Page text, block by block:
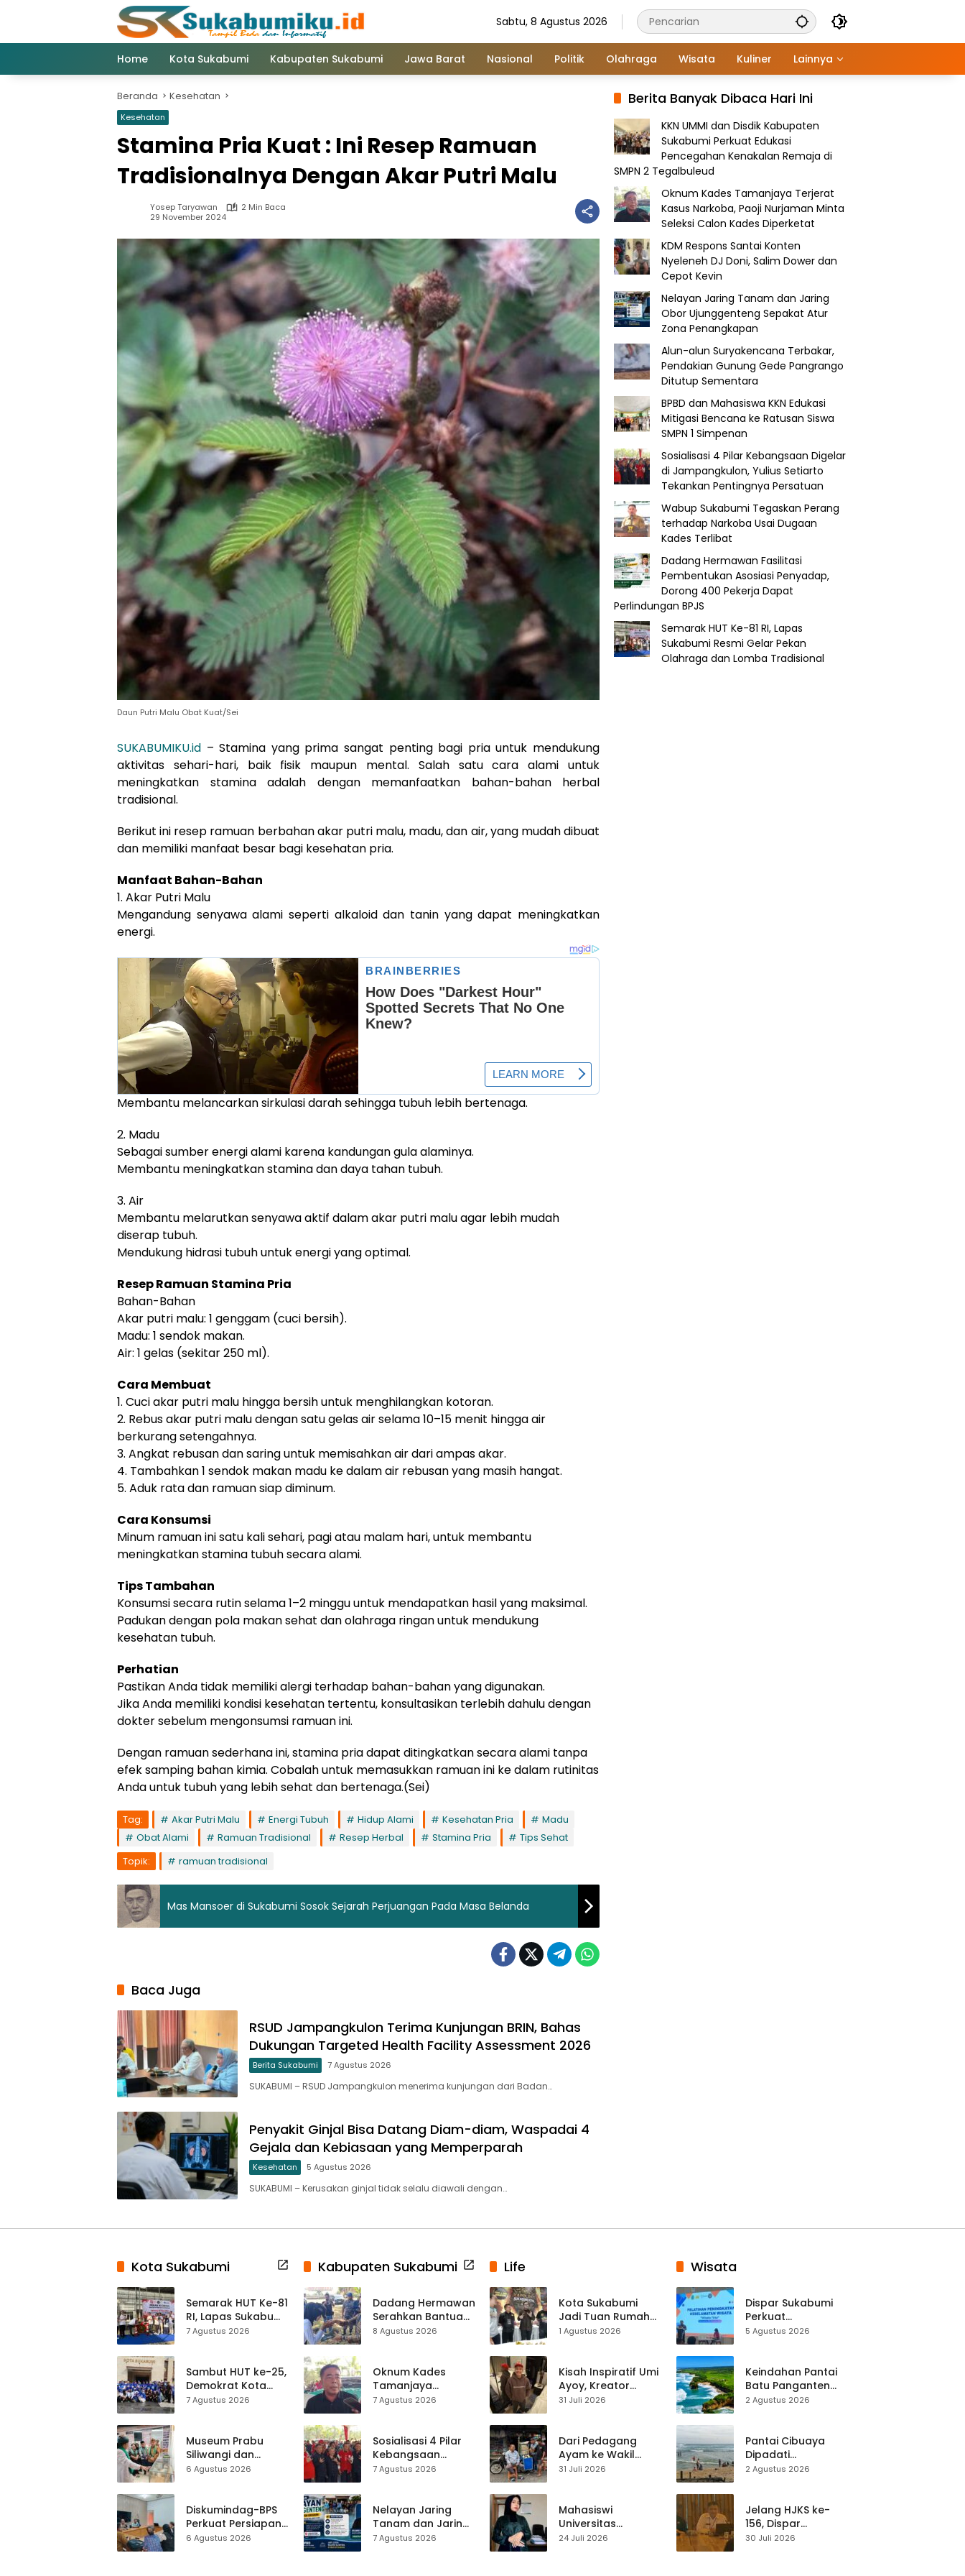
Sabtu, 8 Agustus 2026
Home Kota Sukabumi Kabupaten Sukabumi Jawa Barat Nasional Politik Olahraga Wisata Kuliner Lainnya
Beranda Kesehatan
Kesehatan
Stamina Pria Kuat : Ini Resep Ramuan
Tradisionalnya Dengan Akar Putri Malu
Yosep Taryawan
2 Min Baca
29 November 2024
Daun Putri Malu Obat Kuat/Sei
SUKABUMIKU.id – Stamina yang prima sangat penting bagi pria untuk mendukung
aktivitas sehari-hari, baik fisik maupun mental. Salah satu cara alami untuk
meningkatkan stamina adalah dengan memanfaatkan bahan-bahan herbal
tradisional.
Berikut ini resep ramuan berbahan akar putri malu, madu, dan air, yang mudah dibuat
dan memiliki manfaat besar bagi kesehatan pria.
Manfaat Bahan-Bahan
1. Akar Putri Malu
Mengandung senyawa alami seperti alkaloid dan tanin yang dapat meningkatkan
energi.
Membantu melancarkan sirkulasi darah sehingga tubuh lebih bertenaga.
2. Madu
Sebagai sumber energi alami karena kandungan gula alaminya.
Membantu meningkatkan stamina dan daya tahan tubuh.
3. Air
Membantu melarutkan senyawa aktif dalam akar putri malu agar lebih mudah
diserap tubuh.
Mendukung hidrasi tubuh untuk energi yang optimal.
Resep Ramuan Stamina Pria
Bahan-Bahan
Akar putri malu: 1 genggam (cuci bersih).
Madu: 1 sendok makan.
Air: 1 gelas (sekitar 250 ml).
Cara Membuat
1. Cuci akar putri malu hingga bersih untuk menghilangkan kotoran.
2. Rebus akar putri malu dengan satu gelas air selama 10–15 menit hingga air
berkurang setengahnya.
3. Angkat rebusan dan saring untuk memisahkan air dari ampas akar.
4. Tambahkan 1 sendok makan madu ke dalam air rebusan yang masih hangat.
5. Aduk rata dan ramuan siap diminum.
Cara Konsumsi
Minum ramuan ini satu kali sehari, pagi atau malam hari, untuk membantu
meningkatkan stamina tubuh secara alami.
Tips Tambahan
Konsumsi secara rutin selama 1–2 minggu untuk mendapatkan hasil yang maksimal.
Padukan dengan pola makan sehat dan olahraga ringan untuk mendukung
kesehatan tubuh.
Perhatian
Pastikan Anda tidak memiliki alergi terhadap bahan-bahan yang digunakan.
Jika Anda memiliki kondisi kesehatan tertentu, konsultasikan terlebih dahulu dengan
dokter sebelum mengonsumsi ramuan ini.
Dengan ramuan sederhana ini, stamina pria dapat ditingkatkan secara alami tanpa
efek samping bahan kimia. Cobalah untuk memasukkan ramuan ini ke dalam rutinitas
Anda untuk tubuh yang lebih sehat dan bertenaga.(Sei)
Tag: Akar Putri Malu Energi Tubuh Hidup Alami Kesehatan Pria
Madu
Obat Alami
Ramuan Tradisional Resep Herbal Stamina Pria
Tips Sehat
Topik:
ramuan tradisional
Mas Mansoer di Sukabumi Sosok Sejarah Perjuangan Pada Masa Belanda
Baca Juga
RSUD Jampangkulon Terima Kunjungan BRIN, Bahas
Dukungan Targeted Health Facility Assessment 2026
Berita Sukabumi 7 Agustus 2026
SUKABUMI – RSUD Jampangkulon menerima kunjungan dari Badan…
Penyakit Ginjal Bisa Datang Diam-diam, Waspadai 4
Gejala dan Kebiasaan yang Memperparah
Kesehatan 5 Agustus 2026
SUKABUMI – Kerusakan ginjal tidak selalu diawali dengan…
Berita Banyak Dibaca Hari Ini
KKN UMMI dan Disdik Kabupaten
Sukabumi Perkuat Edukasi
Pencegahan Kenakalan Remaja di
SMPN 2 Tegalbuleud
Oknum Kades Tamanjaya Terjerat
Kasus Narkoba, Paoji Nurjaman Minta
Seleksi Calon Kades Diperketat
KDM Respons Santai Konten
Nyeleneh DJ Doni, Salim Dower dan
Cepot Kevin
Nelayan Jaring Tanam dan Jaring
Obor Ujunggenteng Sepakat Atur
Zona Penangkapan
Alun-alun Suryakencana Terbakar,
Pendakian Gunung Gede Pangrango
Ditutup Sementara
BPBD dan Mahasiswa KKN Edukasi
Mitigasi Bencana ke Ratusan Siswa
SMPN 1 Simpenan
Sosialisasi 4 Pilar Kebangsaan Digelar
di Jampangkulon, Yulius Setiarto
Tekankan Pentingnya Persatuan
Wabup Sukabumi Tegaskan Perang
terhadap Narkoba Usai Dugaan
Kades Terlibat
Dadang Hermawan Fasilitasi
Pembentukan Asosiasi Penyadap,
Dorong 400 Pekerja Dapat
Perlindungan BPJS
Semarak HUT Ke-81 RI, Lapas
Sukabumi Resmi Gelar Pekan
Olahraga dan Lomba Tradisional
Kota Sukabumi
Semarak HUT Ke-81
RI, Lapas Sukabumi
Resmi Gelar Pekan
7 Agustus 2026
Sambut HUT ke-25,
Demokrat Kota
Sukabumi
ASRI Lewat Aksi
Bersih Masjid
Agung
7 Agustus 2026
Museum Prabu
Siliwangi dan
Museum Keramik
Hampir 500 Koleksi
Dipisahkan
6 Agustus 2026
Diskumindag-BPS
Perkuat Persiapan
Sensus Ekonomi,
6 Agustus 2026
Kabupaten Sukabumi
Dadang Hermawan
Serahkan Bantuan
Seragam
Ciracap
8 Agustus 2026
Oknum Kades
Tamanjaya
Terjerat Kasus
Seleksi Calon
Kades Diperketat
7 Agustus 2026
Sosialisasi 4 Pilar
Kebangsaan
Digelar di
Tekankan
Pentingnya
Persatuan
7 Agustus 2026
Nelayan Jaring
Tanam dan Jaring
Obor
7 Agustus 2026
Life
Kota Sukabumi
Jadi Tuan Rumah
Kontes Batu Akik
1 Agustus 2026
Kisah Inspiratif Umi
Ayoy, Kreator
TikTok Asal
Live Streaming
31 Juli 2026
Dari Pedagang
Ayam ke Wakil
Ketua DPRD, H.
Pasar Cisaat
31 Juli 2026
Mahasiswi
Universitas
Muhammadiyah
24 Juli 2026
Wisata
Dispar Sukabumi
Perkuat
Keselamatan
Mitigasi hingga
Teknik Evakuasi
5 Agustus 2026
Keindahan Pantai
Batu Panganten
Mulai Dilirik
2 Agustus 2026
Pantai Cibuaya
Dipadati
Wisatawan,
Waspada
2 Agustus 2026
Jelang HJKS ke-
156, Dispar
Kabupaten
30 Juli 2026